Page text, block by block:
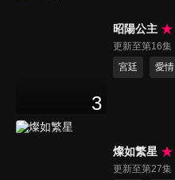
3
昭陽公主
更新至第16集
宮廷
愛情
燦如繁星
更新至第27集